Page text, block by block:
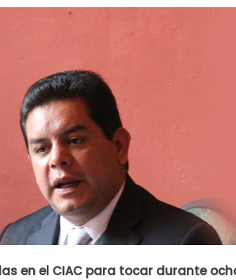
en el CIAC para tocar durante